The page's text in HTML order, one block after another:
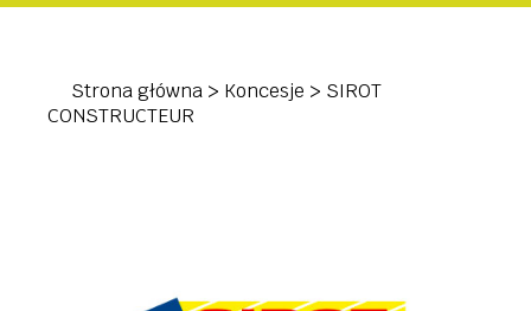
Strona główna > Koncesje > SIROT
CONSTRUCTEUR